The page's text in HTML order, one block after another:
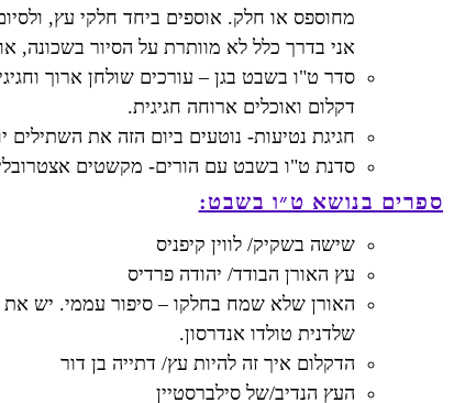
מחוספס או חלק. אוספים ביחד חלקי עץ,
אני בדרך כלל לא מוותרת על הסיור בשכונה,
סדר ט"ו בשבט בגן – עורכים שולחן ארוך
דקלום ואוכלים ארוחה חגיגית.
חגיגת נטיעות- נוטעים ביום הזה את השתילים
סדנת ט"ו בשבט עם הורים- מקשטים
ספרים בנושא ט״ו בשבט:
שישה בשקיק/ לווין קיפניס
עץ האורן הבודד/ יהודה פרדיס
האורן שלא שמח בחלקו – סיפור עממי. יש
שלדנית טולדו אנדרסון.
הדקלום איך זה להיות עץ/ דתייה בן דור
העץ הנדיב/של סילברסטיין